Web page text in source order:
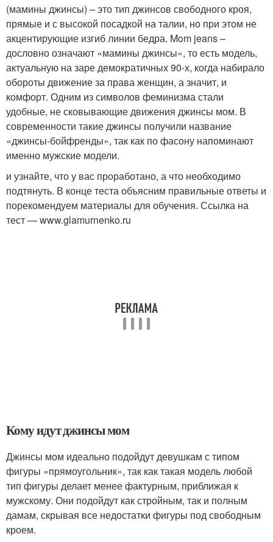
(мамины джинсы) – это тип джинсов свободного кроя,
прямые и с высокой посадкой на талии, но при этом не
акцентирующие изгиб линии бедра. Mom jeans –
дословно означают «мамины джинсы», то есть модель,
актуальную на заре демократичных 90-х, когда набирало
обороты движение за права женщин, а значит, и
комфорт. Одним из символов феминизма стали
удобные, не сковывающие движения джинсы мом. В
современности такие джинсы получили название
«джинсы-бойфренды», так как по фасону напоминают
именно мужские модели.
и узнайте, что у вас проработано, а что необходимо
подтянуть. В конце теста объясним правильные ответы и
порекомендуем материалы для обучения. Ссылка на
тест — www.glamurnenko.ru
Кому идут джинсы мом
Джинсы мом идеально подойдут девушкам с типом
фигуры «прямоугольник», так как такая модель любой
тип фигуры делает менее фактурным, приближая к
мужскому. Они подойдут как стройным, так и полным
дамам, скрывая все недостатки фигуры под свободным
кроем.